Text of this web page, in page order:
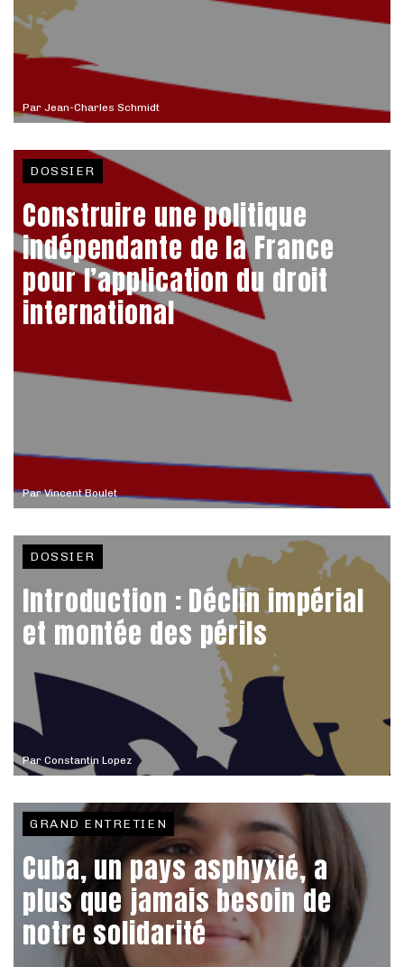
Par Jean-Charles Schmidt
ParVincent Boulet
DOSSIER
Construire une politique
indépendante de la France
pour l’application du droit
international
Par Constantin Lopez
DOSSIER
Introduction : Déclin impérial
et montée des périls
GRAND ENTRETIEN
Cuba, un pays asphyxié, a
plus que jamais besoin de
notre solidarité